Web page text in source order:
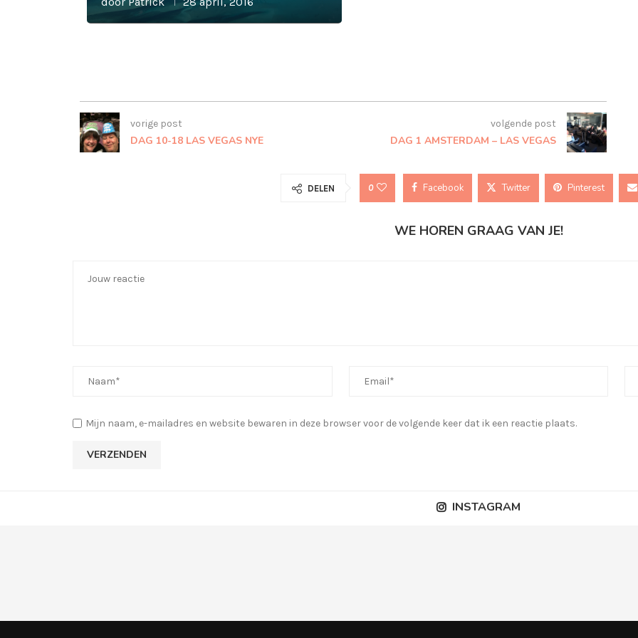
vorige post
DAG 10-18 LAS VEGAS NYE
volgende post
DAG 1 AMSTERDAM – LAS VEGAS
DELEN 0 Facebook Twitter Pinterest
WE HOREN GRAAG VAN JE!
Mijn naam, e-mailadres en website bewaren in deze browser voor de volgende keer dat ik een reactie plaats.
INSTAGRAM